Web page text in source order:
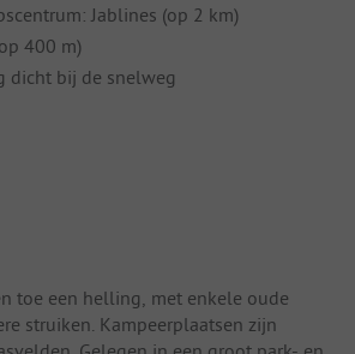
Jablines (op 2 km)
400 m)
dicht bij de snelweg
toe een helling, met enkele oude
struiken. Kampeerplaatsen zijn